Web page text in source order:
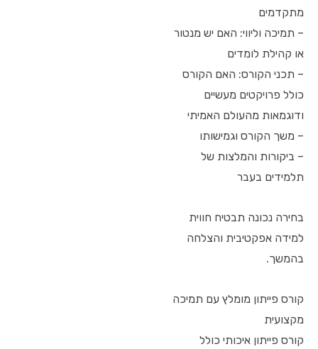
מתקדמים
– תמיכה וליווי: האם יש מנטור
או קהילת לומדים
– תכני הקורס: האם הקורס
כולל פרויקטים מעשיים
ודוגמאות מהעולם האמיתי
– משך הקורס וגמישותו
– ביקורות והמלצות של
תלמידים בעבר
בחירה נכונה תבטיח חווית
למידה אפקטיבית והצלחה
בהמשך.
קורס פייתון מומלץ עם תמיכה
מקצועית
קורס פייתון איכותי כולל